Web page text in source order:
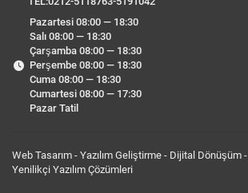
Pazartesi 08:00 — 18:30
Salı 08:00 — 18:30
Çarşamba 08:00 — 18:30
Perşembe 08:00 — 18:30
Cuma 08:00 — 18:30
Cumartesi 08:00 — 17:30
Pazar Tatil
Web Tasarım - Yazılım Geliştirme - Dijital Dönüşüm -
Yenilikçi Yazılım Çözümleri